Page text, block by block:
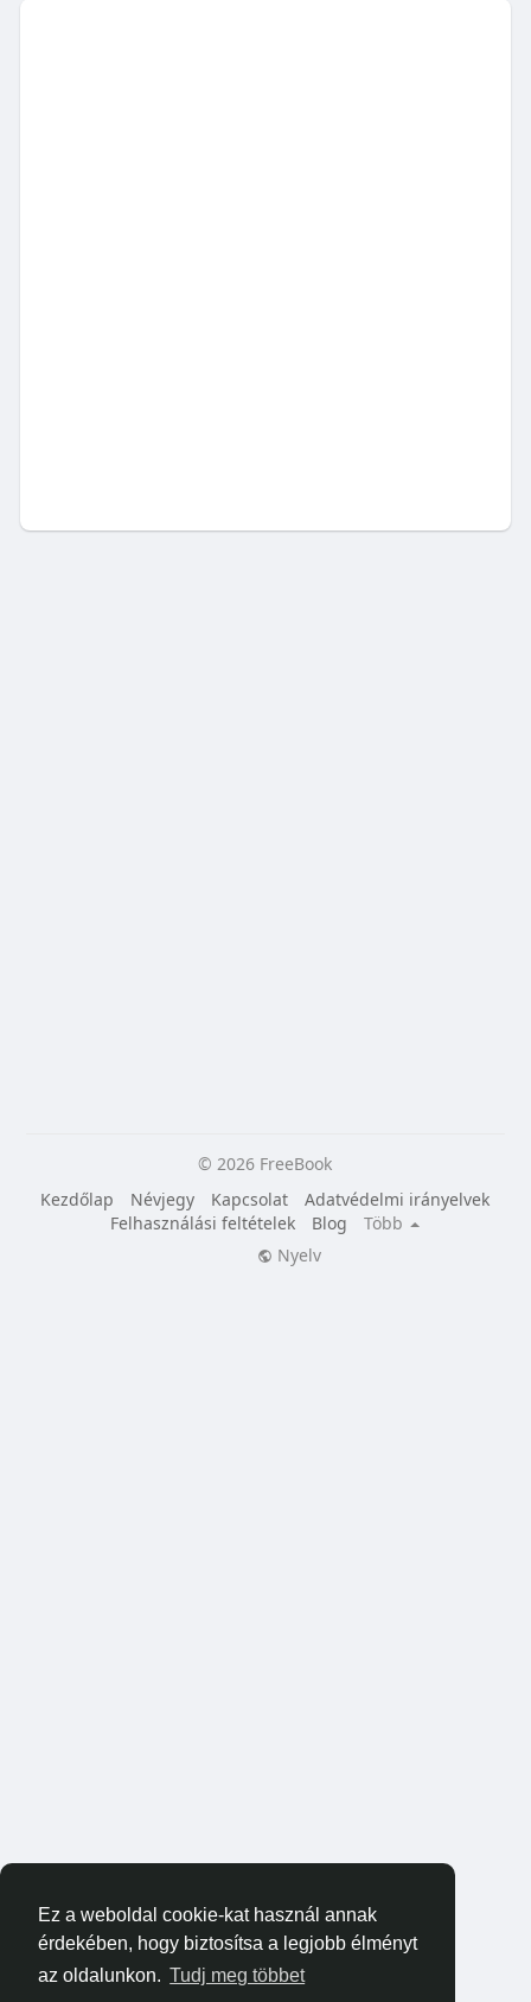
Ez a weboldal cookie-kat használ annak
érdekében, hogy biztosítsa a legjobb élményt
az oldalunkon. Tudj meg többet
© 2026 FreeBook
Kezdőlap
Névjegy Kapcsolat
Adatvédelmi irányelvek
Felhasználási feltételek
Blog
Több
Nyelv